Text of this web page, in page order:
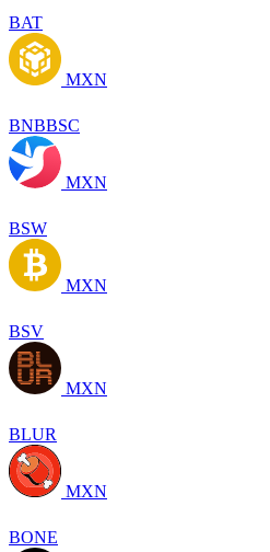
BAT
MXN
BNBBSC
MXN
BSW
MXN
BSV
MXN
BLUR
MXN
BONE